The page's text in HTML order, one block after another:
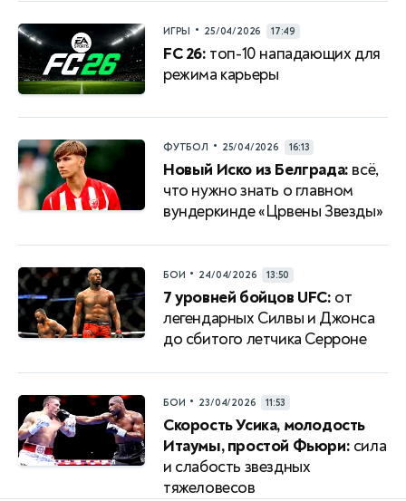
ИГРЫ • 25/04/2026 17:49
FC 26: топ-10 нападающих для
режима карьеры
ФУТБОЛ • 25/04/2026 16:13
Новый Иско из Белграда: всё,
что нужно знать о главном
вундеркинде «Црвены Звезды»
БОИ • 24/04/2026 13:50
7 уровней бойцов UFC: от
легендарных Силвы и Джонса
до сбитого летчика Серроне
БОИ • 23/04/2026 11:53
Скорость Усика, молодость
Итаумы, простой Фьюри: сила
и слабость звездных
тяжеловесов